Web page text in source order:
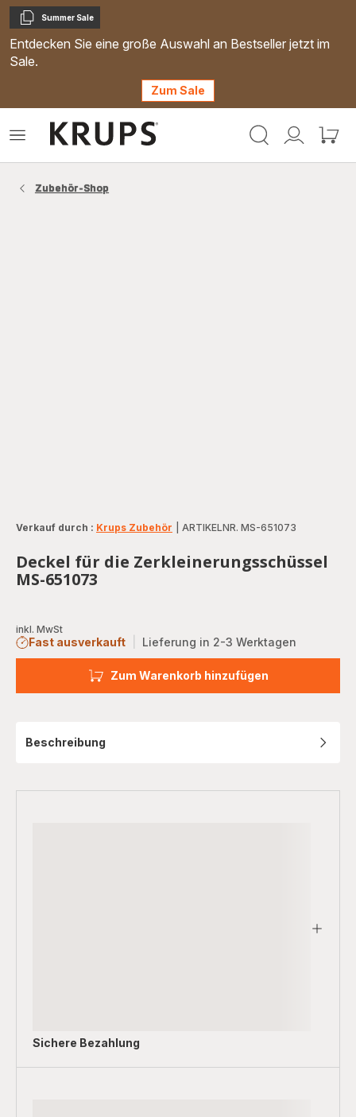
Kopieren
Summer Sale
Entdecken Sie eine große Auswahl an Bestseller jetzt im
Sale.
Zum Sale
Mein
Mein
Das
Zubehör-Shop
Verkauf durch : Krups Zubehör ARTIKELNR. MS-651073
Deckel für die Zerkleinerungsschüssel
MS-651073
inkl. MwSt
Fast ausverkauft Lieferung in 2-3 Werktagen
Zum Warenkorb hinzufügen
Beschreibung
Sichere Bezahlung